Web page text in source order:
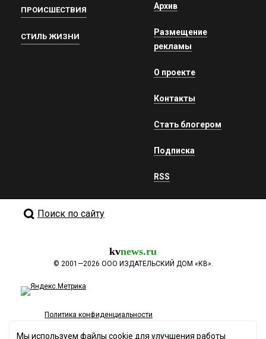
ПРОИСШЕСТВИЯ
СТИЛЬ ЖИЗНИ
Архив
Размещение
рекламы
О проекте
Контакты
Стать блогером
Подписка
RSS
Поиск по сайту
kvnews.ru
© 2001—2026 ООО ИЗДАТЕЛЬСКИЙ ДОМ «КВ».
Политика конфиденциальности
Мы используем файлы cookie для улучшения работы